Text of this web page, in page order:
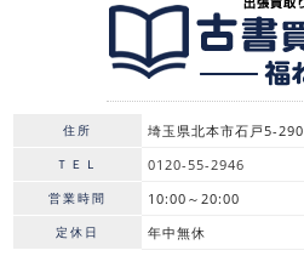
住所 埼玉県北本市石戸5-290
ＴＥＬ 0120-55-2946
営業時間 10:00～20:00
定休日
年中無休